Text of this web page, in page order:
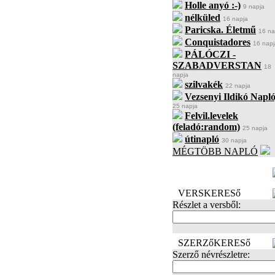
Holle anyó :-) 9 napja
nélküled 16 napja
Paricska. Életmű 16
Conquistadores 16
PÁLÓCZI -
SZABADVERSTAN 18
napja
szilvakék 22 napja
Vezsenyi Ildikó
25 napja
Felvil.levelek
(feladó:random) 25 napja
útinapló 30 napja
MÉGTÖBB NAPLÓ
VERSKERESő
Részlet a versből:
SZERZőKERESő
Szerző névrészletre: